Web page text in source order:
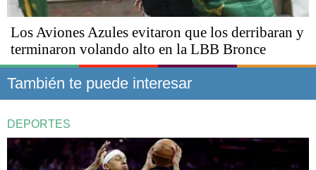
Los Aviones Azules evitaron que los derribaran y
terminaron volando alto en la LBB Bronce
También te puede interesar
DEPORTES